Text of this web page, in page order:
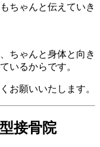
ちゃんと伝えていき
ちゃんと身体と向き
いるからです。
お願いいたします。
接骨院